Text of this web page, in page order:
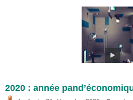
2020 : année